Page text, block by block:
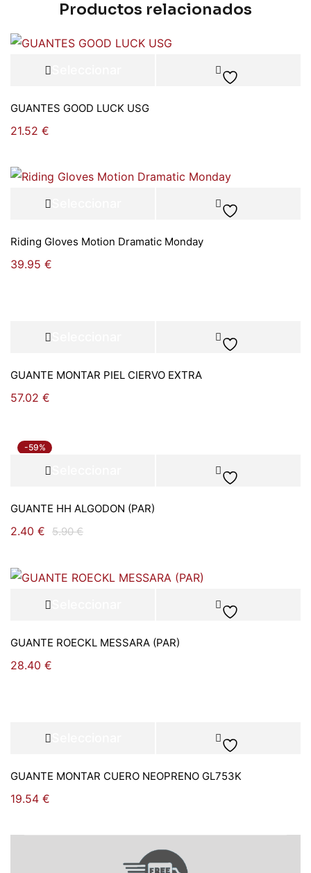
Productos relacionados
GUANTES GOOD LUCK USG
21.52 €
opciones
Riding Gloves Motion Dramatic Monday
39.95 €
opciones
GUANTE MONTAR PIEL CIERVO EXTRA
57.02 €
opciones
-59%
GUANTE HH ALGODON (PAR)
5.90€
2.40 €
opciones
GUANTE ROECKL MESSARA (PAR)
28.40 €
opciones
GUANTE MONTAR CUERO NEOPRENO GL753K
19.54 €
opciones